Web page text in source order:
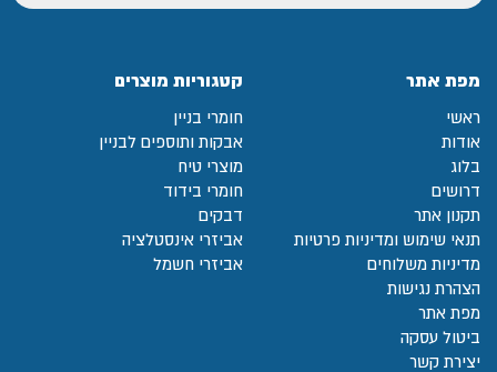
מפת אתר
ראשי
אודות
בלוג
דרושים
תקנון אתר
תנאי שימוש ומדיניות פרטיות
מדיניות משלוחים
הצהרת נגישות
מפת אתר
ביטול עסקה
יצירת קשר
קטגוריות מוצרים
חומרי בניין
אבקות ותוספים לבניין
מוצרי טיח
חומרי בידוד
דבקים
אביזרי אינסטלציה
אביזרי חשמל